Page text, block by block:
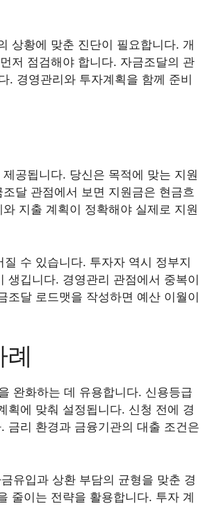
상황에 맞춘 진단이 필요합니다. 개
저 점검해야 합니다. 자금조달의 관
. 경영관리와 투자계획을 함께 준비
공됩니다. 당신은 목적에 맞는 지원
달 관점에서 보면 지원금은 현금흐
지출 계획이 정확해야 실제로 지원
수 있습니다. 투자자 역시 정부지
생깁니다. 경영관리 관점에서 중복이
조달 로드맷을 작성하면 예산 이월이
완화하는 데 유용합니다. 신용등급
획에 맞춰 설정됩니다. 신청 전에 경
금리 환경과 금융기관의 대출 조건은
유입과 상환 부담의 균형을 맞춘 경
줄이는 전략을 활용합니다. 투자 계